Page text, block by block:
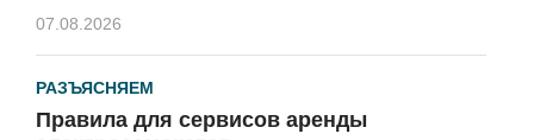
07.08.2026
РАЗЪЯСНЯЕМ
Правила для сервисов аренды